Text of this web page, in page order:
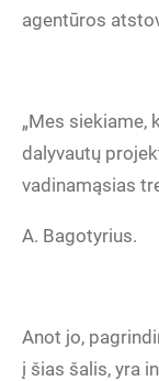
agentūros
„Mes siekiame,
dalyvautų
vadinamąsias
A. Bagotyrius.
Anot jo,
į šias šalis, yra